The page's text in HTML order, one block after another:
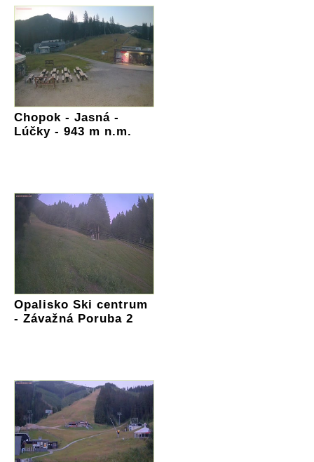
Chopok - Jasná -
Lúčky - 943 m n.m.
Opalisko Ski centrum
- Závažná Poruba 2